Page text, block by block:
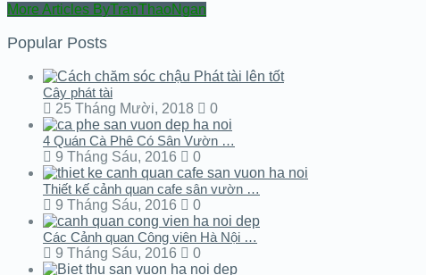
More Articles ByTranThaoNgan
Popular Posts
Cây phát tài
25 Tháng Mười, 2018
0
4 Quán Cà Phê Có Sân Vườn …
9 Tháng Sáu, 2016
0
Thiết kế cảnh quan cafe sân vườn …
9 Tháng Sáu, 2016
0
Các Cảnh quan Công viên Hà Nội …
9 Tháng Sáu, 2016
0